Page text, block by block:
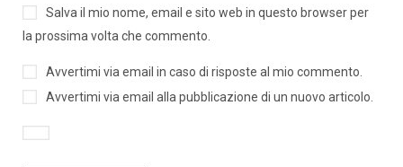
Salva il mio nome, email e sito web in questo browser per
la prossima volta che commento.
Avvertimi via email in caso di risposte al mio commento.
Avvertimi via email alla pubblicazione di un nuovo articolo.